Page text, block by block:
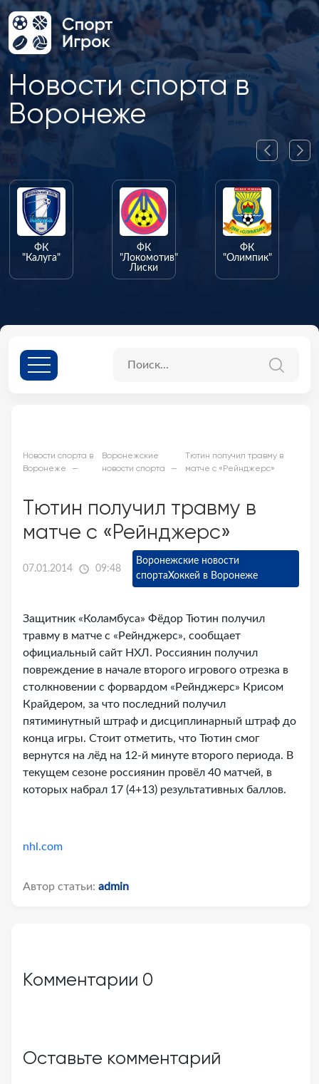
Новости спорта в
Воронеже
ФК
"Калуга"
ФК
"Локомотив"
Лиски
ФК
"Олимпик"
Новости спорта в
Воронеже
Воронежские
новости спорта
Тютин получил травму в
матче с «Рейнджерс»
Тютин получил травму в
матче с «Рейнджерс»
07.01.2014 09:48
Воронежские новости
спортаХоккей в Воронеже
Защитник «Коламбуса» Фёдор Тютин получил
травму в матче с «Рейнджерс», сообщает
официальный сайт НХЛ. Россиянин получил
повреждение в начале второго игрового отрезка в
столкновении с форвардом «Рейнджерс» Крисом
Крайдером, за что последний получил
пятиминутный штраф и дисциплинарный штраф до
конца игры. Стоит отметить, что Тютин смог
вернутся на лёд на 12-й минуте второго периода. В
текущем сезоне россиянин провёл 40 матчей, в
которых набрал 17 (4+13) результативных баллов.
nhl.com
Автор статьи: admin
Комментарии 0
Оставьте комментарий